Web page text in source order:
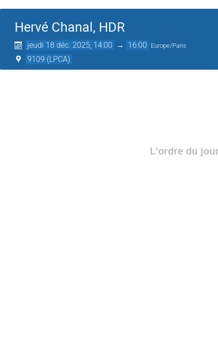
Hervé Chanal, HDR
jeudi 18 déc. 2025, 14:00 → 16:00 Europe/Paris
9109 (LPCA)
L'ordre du